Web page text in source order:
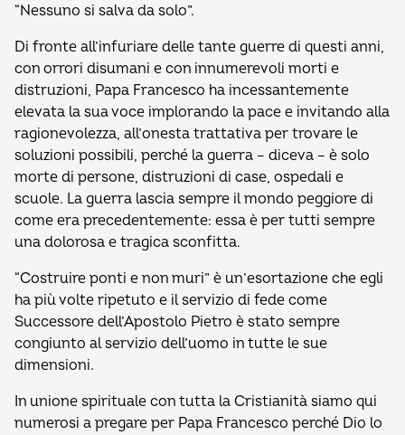
“Nessuno si salva da solo”.
Di fronte all’infuriare delle tante guerre di questi anni,
con orrori disumani e con innumerevoli morti e
distruzioni, Papa Francesco ha incessantemente
elevata la sua voce implorando la pace e invitando alla
ragionevolezza, all’onesta trattativa per trovare le
soluzioni possibili, perché la guerra – diceva – è solo
morte di persone, distruzioni di case, ospedali e
scuole. La guerra lascia sempre il mondo peggiore di
come era precedentemente: essa è per tutti sempre
una dolorosa e tragica sconfitta.
“Costruire ponti e non muri” è un’esortazione che egli
ha più volte ripetuto e il servizio di fede come
Successore dell’Apostolo Pietro è stato sempre
congiunto al servizio dell’uomo in tutte le sue
dimensioni.
In unione spirituale con tutta la Cristianità siamo qui
numerosi a pregare per Papa Francesco perché Dio lo